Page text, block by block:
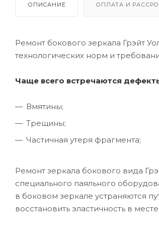
ОПИСАНИЕ ОПЛАТА И
Ремонт бокового зеркала Грэйт
технологических норм и
Чаще всего встречаются
Вмятины;
Трещины;
Частичная утеря фрагмента;
Ремонт зеркала бокового вида
специального паяльного
в боковом зеркале устраняются
восстановить эластичность в